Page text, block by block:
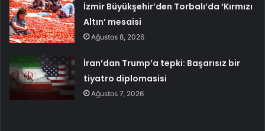
İzmir Büyükşehir’den Torbalı’da ‘Kırmızı
Altın’ mesaisi
Ağustos 8, 2026
İran’dan Trump’a tepki: Başarısız bir
tiyatro diplomasisi
Ağustos 7, 2026